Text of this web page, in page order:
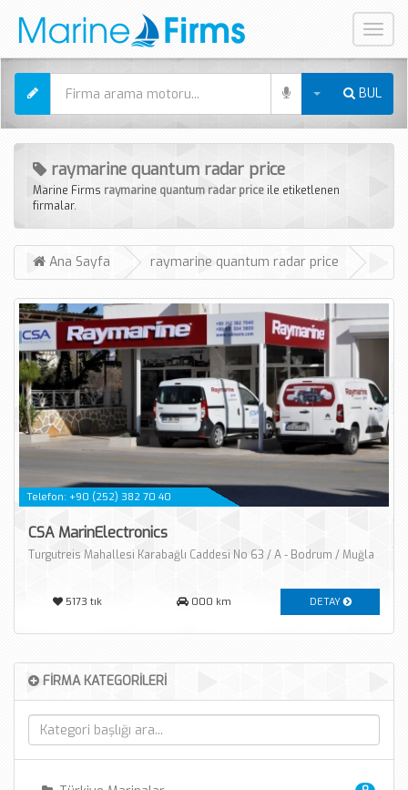
Mobil
Menü
BUL
raymarine quantum radar price
Marine Firms raymarine quantum radar price ile etiketlenen
firmalar.
Ana Sayfa raymarine quantum radar price
Telefon: +90 (252) 382 70 40
CSA MarinElectronics
Turgutreis Mahallesi Karabağlı Caddesi No 63 / A - Bodrum / Muğla
5173 tık 000 km DETAY
FİRMA KATEGORİLERİ